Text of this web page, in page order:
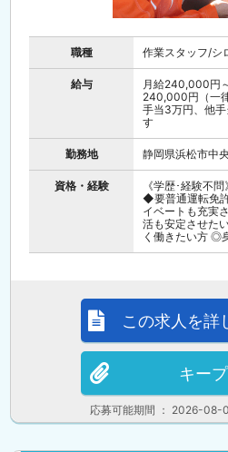
職種 作業スタッフ/シ
給与
月給240,000円
240,000円（一
手当3万円、他
す
勤務地 静岡県浜松市中
資格・経験
《学歴･経験不
◆要普通運転免
イベートも充実
活も安定させた
く働きたい方 ◎
応募可能期間 ： 2026-
この求人を詳
キープ